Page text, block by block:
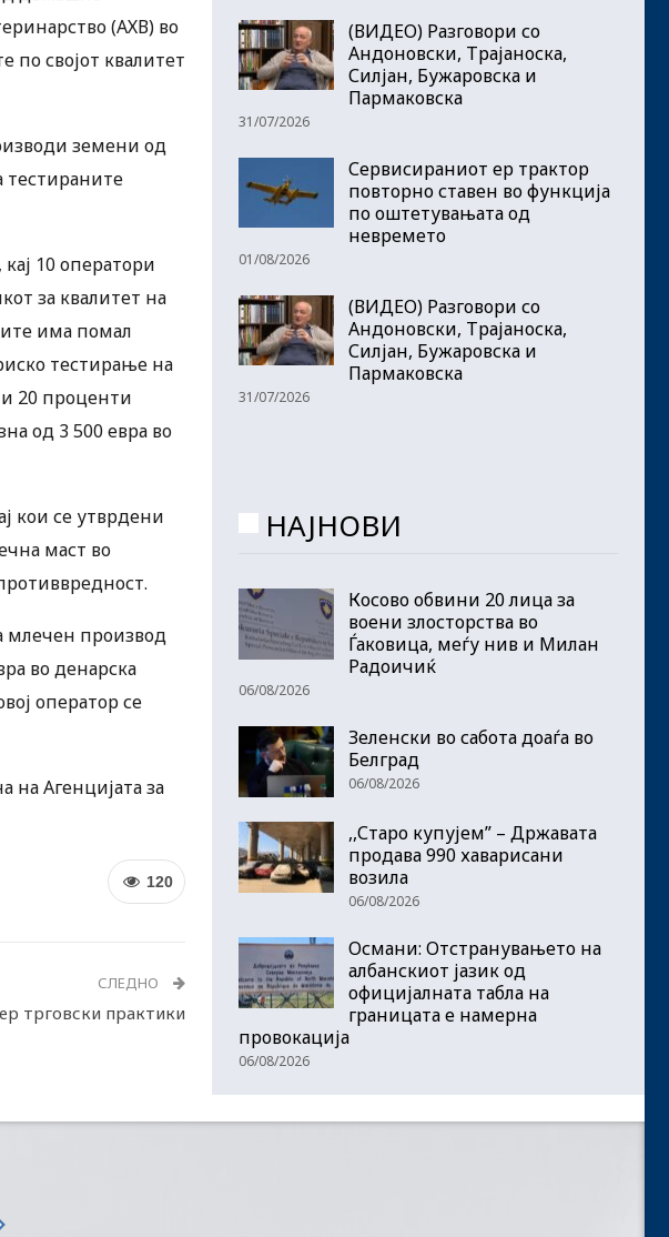
(АХВ) во
својот квалитет
земени од
тестираните
10 оператори
за квалитет на
има помал
тестирање на
20 проценти
од 3 500 евра во
кои се утврдени
маст во
млечен производ
во денарска
оператор се
на Агенцијата за
120
СЛЕДНО
трговски практики
(ВИДЕО) Разговори со
Андоновски, Трајаноска,
Силјан, Бужаровска и
Пармаковска
31/07/2026
Сервисираниот ер трактор
повторно ставен во функција
по оштетувањата од
невремето
01/08/2026
(ВИДЕО) Разговори со
Андоновски, Трајаноска,
Силјан, Бужаровска и
Пармаковска
31/07/2026
НАЈНОВИ
Косово обвини 20 лица за
воени злосторства во
Ѓаковица, меѓу нив и Милан
Радоичиќ
06/08/2026
Зеленски во сабота доаѓа во
Белград
06/08/2026
,,Старо купујем” – Државата
продава 990 хаварисани
возила
06/08/2026
Османи: Отстранувањето на
албанскиот јазик од
официјалната табла на
границата е намерна
провокација
06/08/2026